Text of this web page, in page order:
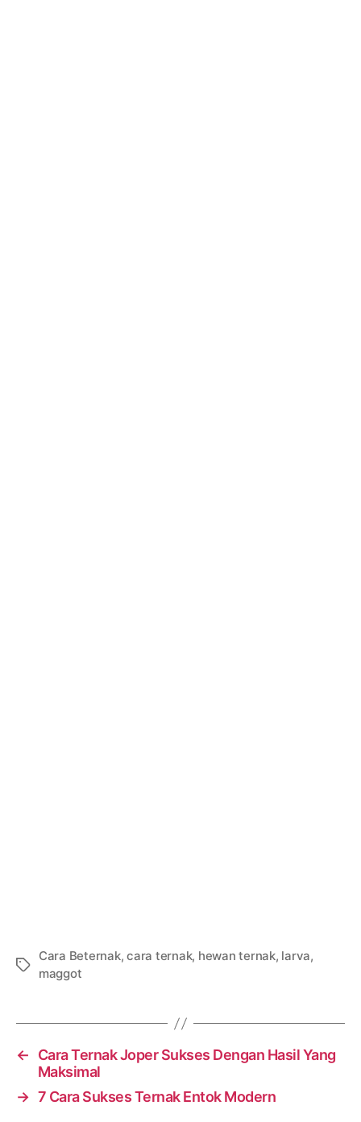
Tags
Cara Beternak,cara ternak, hewan ternak, larva,
maggot
←
Cara Ternak Joper Sukses Dengan Hasil Yang
Maksimal
→ 7 Cara Sukses Ternak Entok Modern